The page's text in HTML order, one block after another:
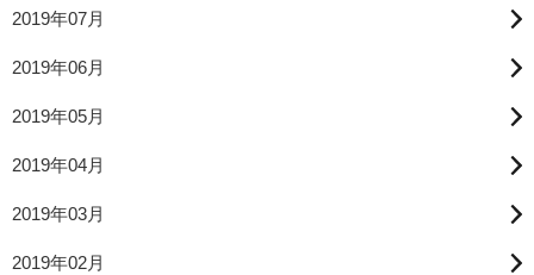
2019年07月
2019年06月
2019年05月
2019年04月
2019年03月
2019年02月